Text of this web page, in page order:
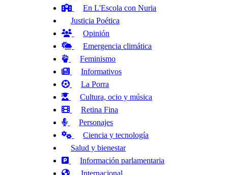
En L'Escola con Nuria
Justicia Poética
Opinión
Emergencia climática
Feminismo
Informativos
La Porra
Cultura, ocio y música
Retina Fina
Personajes
Ciencia y tecnología
Salud y bienestar
Información parlamentaria
Internacional